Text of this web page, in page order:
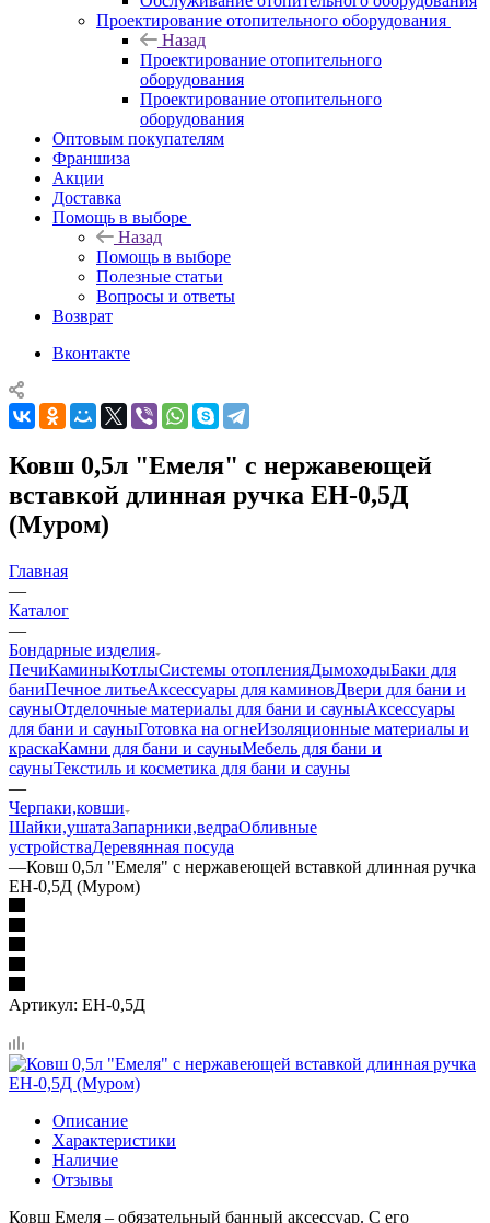
Проектирование отопительного оборудования
Назад
Проектирование отопительного
оборудования
Проектирование отопительного
оборудования
Оптовым покупателям
Франшиза
Акции
Доставка
Помощь в выборе
Назад
Помощь в выборе
Полезные статьи
Вопросы и ответы
Возврат
Вконтакте
Ковш 0,5л "Емеля" с нержавеющей
вставкой длинная ручка ЕН-0,5Д
(Муром)
Главная
—
Каталог
—
Бондарные изделия
ПечиКаминыКотлыСистемы отопленияДымоходыБаки для
баниПечное литьеАксессуары для каминовДвери для бани и
сауныОтделочные материалы для бани и сауныАксессуары
для бани и сауныГотовка на огнеИзоляционные материалы и
краскаКамни для бани и сауныМебель для бани и
сауныТекстиль и косметика для бани и сауны
—
Черпаки,ковши
Шайки,ушатаЗапарники,ведраОбливные
устройстваДеревянная посуда
—Ковш 0,5л "Емеля" с нержавеющей вставкой длинная ручка
ЕН-0,5Д (Муром)
Артикул: ЕН-0,5Д
Описание
Характеристики
Наличие
Отзывы
Ковш Емеля – обязательный банный аксессуар. С его